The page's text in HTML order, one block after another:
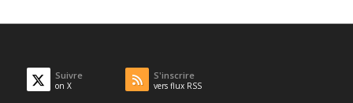
Suivre
on X
S'inscrire
vers flux RSS